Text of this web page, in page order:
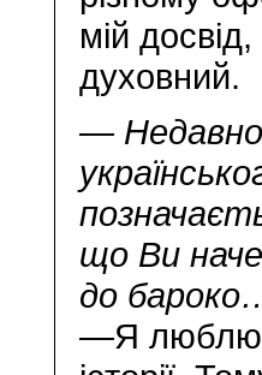
мій
духовний.
— Недавно
що Ви
до
—Я люблю